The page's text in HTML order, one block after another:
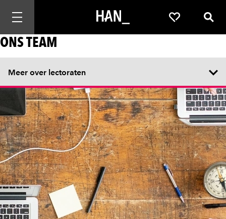
Mobiele navigatie openen Favorieten
ONS TEAM
Meer over lectoraten